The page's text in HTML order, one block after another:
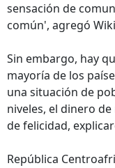
sensación de
común', agregó
Sin embargo, hay
mayoría de los
una situación de
niveles, el dinero
de felicidad,
República